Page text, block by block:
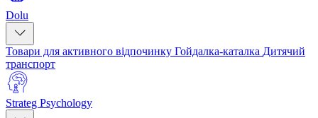
Dolu
Товари для активного відпочинку Гойдалка-каталка Дитячий
транспорт
Strateg Psychology